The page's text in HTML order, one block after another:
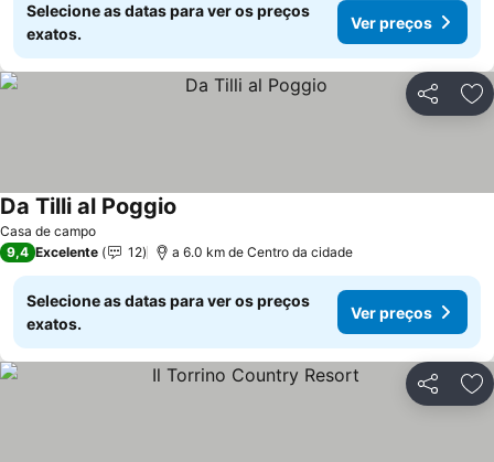
Selecione as datas para ver os preços
exatos.
Ver preços
Partilhar
Casa de campo
Da Tilli al Poggio
9,4 Excelente 12 a 6.0 km de Centro da cidade
Selecione as datas para ver os preços
exatos.
Ver preços
Partilhar